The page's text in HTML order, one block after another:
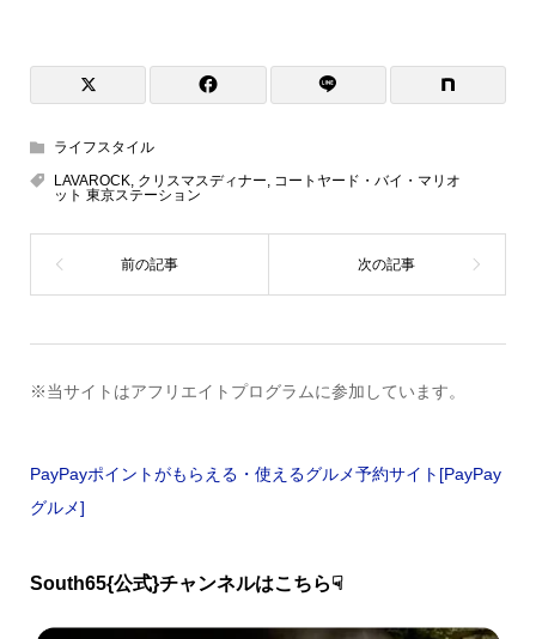
ライフスタイル
LAVAROCK クリスマスディナー
コートヤード・バイ・マリオ
ット 東京ステーション
※当サイトはアフリエイトプログラムに参加しています。
PayPayポイントがもらえる・使えるグルメ予約サイト[PayPay
グルメ]
South65{公式}チャンネルはこちら☟